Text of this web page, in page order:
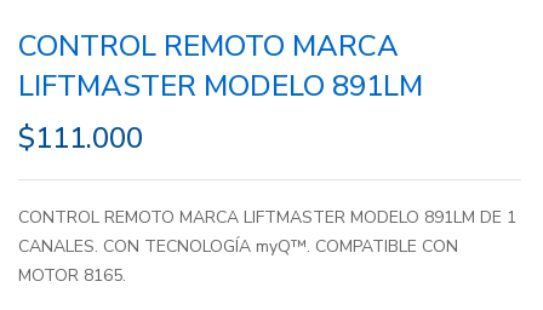
CONTROL REMOTO MARCA
LIFTMASTER MODELO 891LM
$111.000
CONTROL REMOTO MARCA LIFTMASTER MODELO 891LM DE 1
CANALES. CON TECNOLOGÍA myQ™. COMPATIBLE CON
MOTOR 8165.